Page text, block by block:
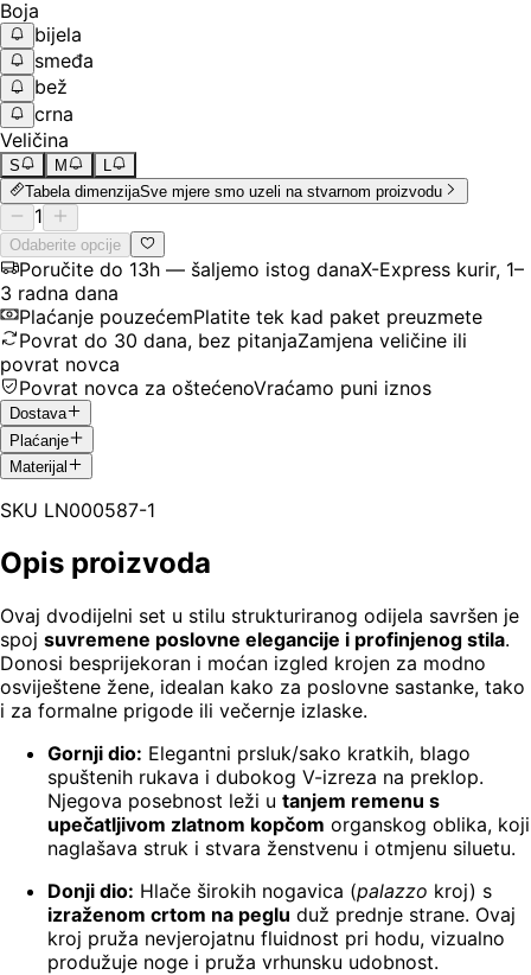
Boja
bijela
smeđa
bež
crna
Veličina
S M
L
Tabela dimenzijaSve mjere smo uzeli na stvarnom proizvodu
1
Odaberite opcije
Poručite do 13h — šaljemo istog danaX-Express kurir, 1–
3 radna dana
Plaćanje pouzećemPlatite tek kad paket preuzmete
Povrat do 30 dana, bez pitanjaZamjena veličine ili
povrat novca
Povrat novca za oštećenoVraćamo puni iznos
Dostava
Plaćanje
Materijal
SKU LN000587-1
Opis proizvoda
Ovaj dvodijelni set u stilu strukturiranog odijela savršen je
spoj suvremene poslovne elegancije i profinjenog stila.
Donosi besprijekoran i moćan izgled krojen za modno
osviještene žene, idealan kako za poslovne sastanke, tako
i za formalne prigode ili večernje izlaske.
Gornji dio: Elegantni prsluk/sako kratkih, blago
spuštenih rukava i dubokog V-izreza na preklop.
Njegova posebnost leži u tanjem remenu s
upečatljivom zlatnom kopčom organskog oblika, koji
naglašava struk i stvara ženstvenu i otmjenu siluetu.
Donji dio: Hlače širokih nogavica (palazzo kroj) s
izraženom crtom na peglu duž prednje strane. Ovaj
kroj pruža nevjerojatnu fluidnost pri hodu, vizualno
produžuje noge i pruža vrhunsku udobnost.